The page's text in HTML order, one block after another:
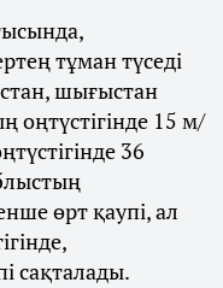
тұман түседі
шығыстан
оңтүстігінде 15 м/
36
өрт қаупі, ал
сақталады.